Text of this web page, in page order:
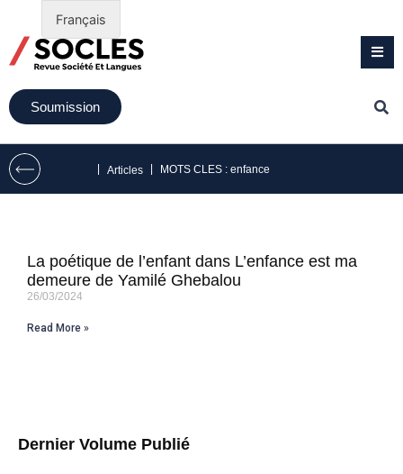
Soumission
Articles MOTS CLES : enfance
Dernier Volume Publié
La poétique de l’enfant dans L’enfance est ma
demeure de Yamilé Ghebalou
26/03/2024
Read More »
Français